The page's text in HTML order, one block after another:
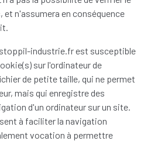
n'assumera en conséquence
industrie.fr est susceptible
sur l'ordinateur de
de petite taille, qui ne permet
mais qui enregistre des
d'un ordinateur sur un site.
à faciliter la navigation
vocation à permettre